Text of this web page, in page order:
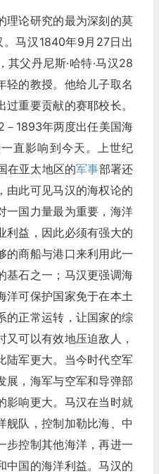
理论研究的最为深刻的莫
。马汉1840年9月27日出
其父丹尼斯·哈特·马汉28
轻的教授。他给儿子取名
重要贡献的赛耶校长。
1893年两度出任美国海
直影响到今天。上世纪
在亚太地区的军事部署还
由此可见马汉的海权论的
一国力量最为重要，海洋
利益，因此必须有强大的
的商船与港口来利用此一
基石之一；马汉更强调海
洋可保护国家免于在本土
的正常运转，让国家的综
可以有效地压迫敌人，
陆军更大。当今时代空军
展，海军与空军和导弹部
影响更大。马汉在当时就
舰队，控制加勒比海、中
步控制其他海洋，再进一
中国的海洋利益。马汉的